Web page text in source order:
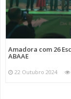
Amadora com 26
ABAAE
22 Outubro 2024